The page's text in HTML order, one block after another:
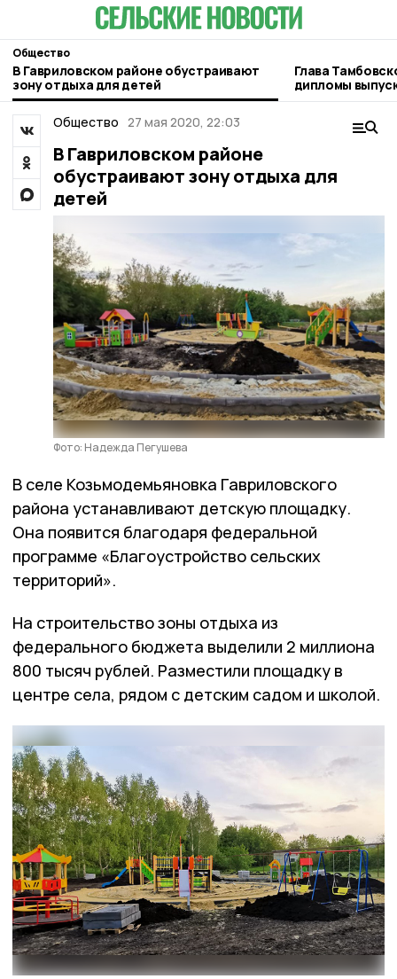
Общество
В Гавриловском районе обустраивают
зону отдыха для детей
Глава
дипломы
Тамбовщины»
Общество 27 мая 2020, 22:03
В Гавриловском районе
обустраивают зону отдыха для
детей
Фото: Надежда Пегушева
В селе Козьмодемьяновка Гавриловского
района устанавливают детскую площадку.
Она появится благодаря федеральной
программе «Благоустройство сельских
территорий».
На строительство зоны отдыха из
федерального бюджета выделили 2 миллиона
800 тысяч рублей. Разместили площадку в
центре села, рядом с детским садом и школой.